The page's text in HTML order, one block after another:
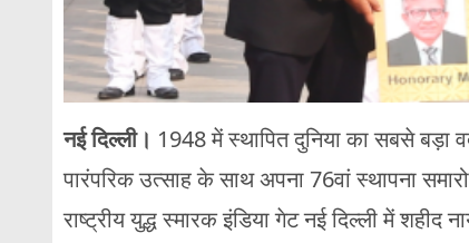
नई दिल्ली। 1948 में स्थापित दुनिया का सबसे बड़ा
पारंपरिक उत्साह के साथ अपना 76वां स्थापना
राष्ट्रीय युद्ध स्मारक इंडिया गेट नई दिल्ली में शहीद